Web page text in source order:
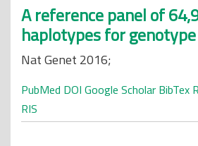
A reference panel of
haplotypes for
Nat Genet 2016;
PubMed DOI Google Scholar BibTex
RIS